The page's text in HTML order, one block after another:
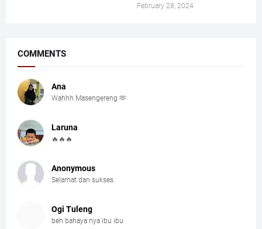
February 28, 2024
COMMENTS
Ana
Wahhh Masengereng 🫶
Laruna
🔥🔥🔥
Anonymous
Selamat dan sukses.
Ogi Tuleng
beh bahaya nya ibu ibu